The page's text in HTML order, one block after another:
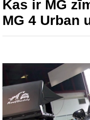
Kas ir MG
MG 4 Urban